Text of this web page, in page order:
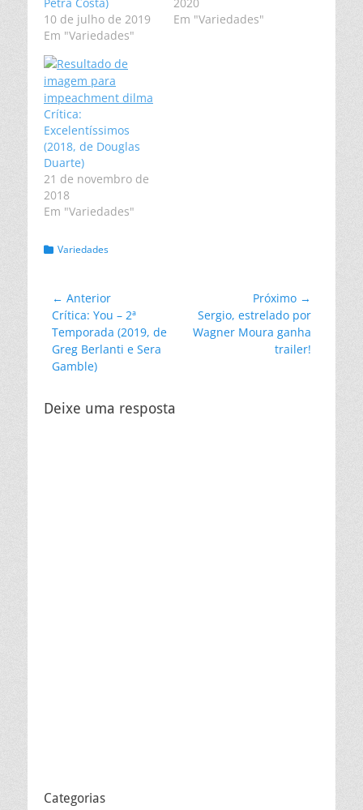
10 de julho de 2019
Em "Variedades"
Em "Variedades"
Crítica:
Excelentíssimos
(2018, de Douglas
Duarte)
21 de novembro de
2018
Em "Variedades"
Categorias:
Variedades
Navegação
de
Post
← Anterior
Post
anterior:
Crítica: You – 2ª
Temporada (2019, de
Greg Berlanti e Sera
Gamble)
Próximo →
Próximo
post:
Sergio, estrelado por
Wagner Moura ganha
trailer!
Deixe uma resposta
Categorias